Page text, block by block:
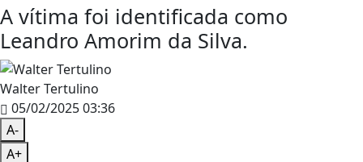
A vítima foi identificada como
Leandro Amorim da Silva.
Walter Tertulino
05/02/2025 03:36
A-
A+